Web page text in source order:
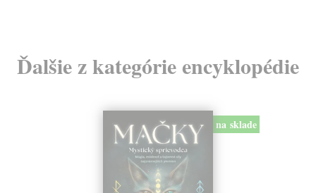
Ďalšie z kategórie encyklopédie
na sklade